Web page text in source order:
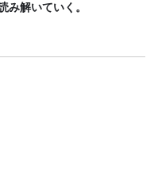
み解いていく。